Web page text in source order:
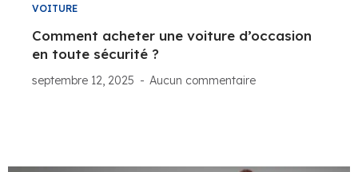
VOITURE
Comment acheter une voiture d’occasion
en toute sécurité ?
septembre 12, 2025 Aucun commentaire